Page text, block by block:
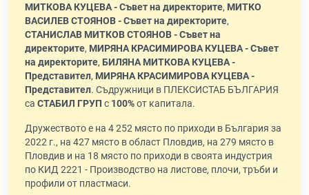
МИТКОВА КУЦЕВА - Съвет на директорите, МИТКО
ВАСИЛЕВ СТОЯНОВ - Съвет на директорите,
СТАНИСЛАВ МИТКОВ СТОЯНОВ - Съвет на
директорите, МИРЯНА КРАСИМИРОВА КУЦЕВА - Съвет
на директорите, БИЛЯНА МИТКОВА КУЦЕВА -
Представител, МИРЯНА КРАСИМИРОВА КУЦЕВА -
Представител. Съдружници в ПЛЕКСИСТАБ БЪЛГАРИЯ
са СТАБИЛ ГРУП с 100%от капитала.
Дружеството е на 4 252 място по приходи в България за
2022 г., на 427 място в област Пловдив, на 279 място в
Пловдив и на 18 място по приходи в своята индустрия
по КИД 2221 - Производство на листове, плочи, тръби и
профили от пластмаси.